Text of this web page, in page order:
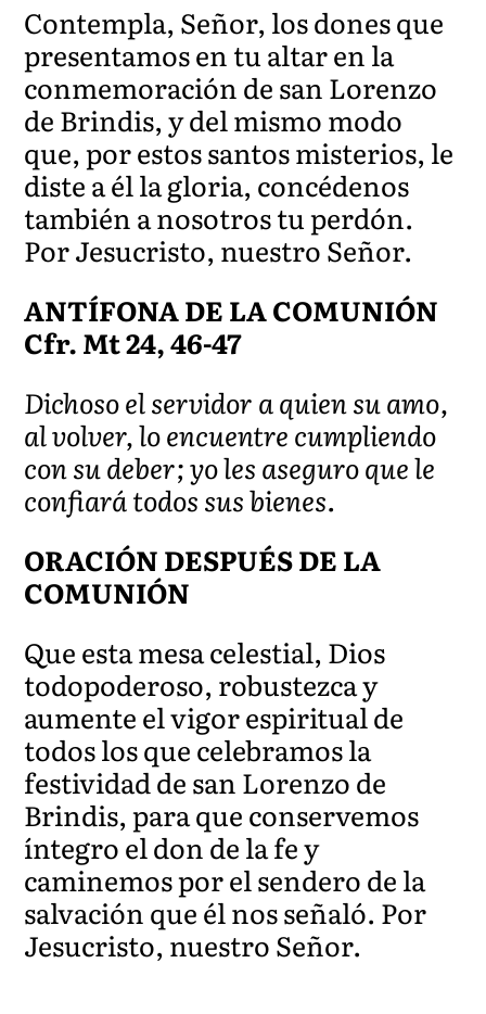
Contempla, Señor, los dones que
presentamos en tu altar en la
conmemoración de san Lorenzo
de Brindis, y del mismo modo
que, por estos santos misterios, le
diste a él la gloria, concédenos
también a nosotros tu perdón.
Por Jesucristo, nuestro Señor.
ANTÍFONA DE LA COMUNIÓN
Cfr. Mt 24, 46-47
Dichoso el servidor a quien su amo,
al volver, lo encuentre cumpliendo
con su deber; yo les aseguro que le
confiará todos sus bienes.
ORACIÓN DESPUÉS DE LA
COMUNIÓN
Que esta mesa celestial, Dios
todopoderoso, robustezca y
aumente el vigor espiritual de
todos los que celebramos la
festividad de san Lorenzo de
Brindis, para que conservemos
íntegro el don de la fe y
caminemos por el sendero de la
salvación que él nos señaló. Por
Jesucristo, nuestro Señor.